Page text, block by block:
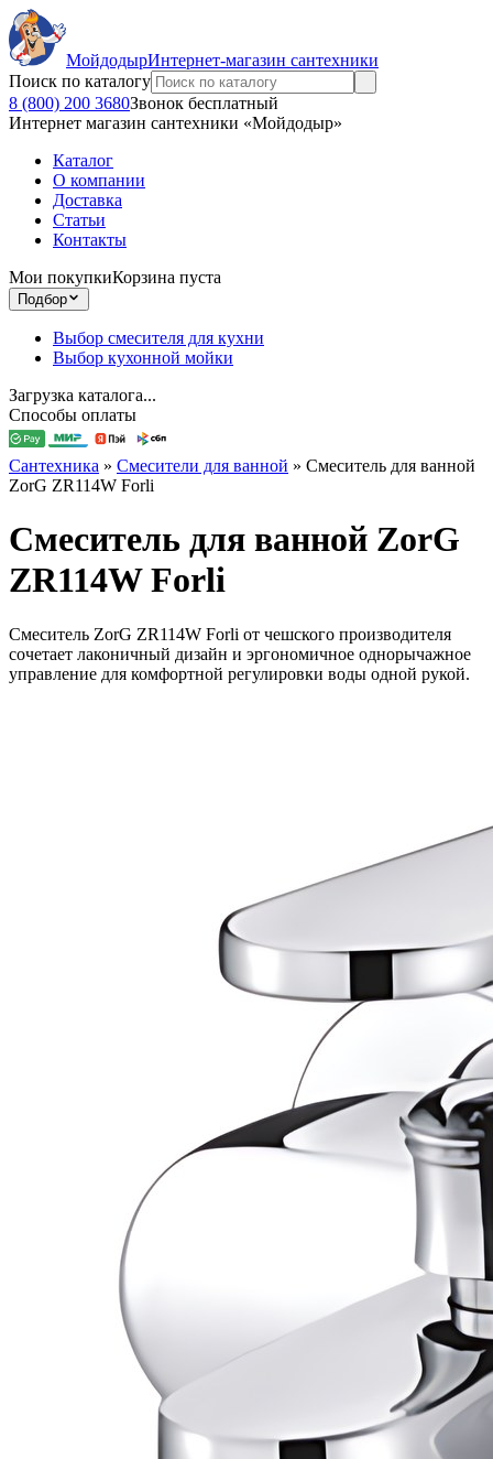
МойдодырИнтернет-магазин сантехники
Поиск по каталогу
8 (800) 200 3680Звонок бесплатный
Интернет магазин сантехники «Мойдодыр»
Каталог
О компании
Доставка
Статьи
Контакты
Мои покупкиКорзина пуста
Подбор
Выбор смесителя для кухни
Выбор кухонной мойки
Загрузка каталога...
Способы оплаты
Сантехника » Смесители для ванной » Смеситель для ванной
ZorG ZR114W Forli
Смеситель для ванной ZorG
ZR114W Forli
Смеситель ZorG ZR114W Forli от чешского производителя
сочетает лаконичный дизайн и эргономичное однорычажное
управление для комфортной регулировки воды одной рукой.